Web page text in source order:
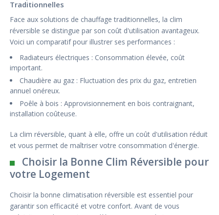
Traditionnelles
Face aux solutions de chauffage traditionnelles, la clim
réversible se distingue par son coût d'utilisation avantageux.
Voici un comparatif pour illustrer ses performances :
Radiateurs électriques : Consommation élevée, coût
important.
Chaudière au gaz : Fluctuation des prix du gaz, entretien
annuel onéreux.
Poêle à bois : Approvisionnement en bois contraignant,
installation coûteuse.
La clim réversible, quant à elle, offre un coût d'utilisation réduit
et vous permet de maîtriser votre consommation d'énergie.
Choisir la Bonne Clim Réversible pour
votre Logement
Choisir la bonne climatisation réversible est essentiel pour
garantir son efficacité et votre confort. Avant de vous